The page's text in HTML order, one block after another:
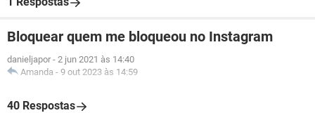
Bloquear quem me bloqueou no Instagram
danieljapor - 2 jun 2021 às 14:40
Amanda - 9 out 2023 às 14:59
40 Respostas